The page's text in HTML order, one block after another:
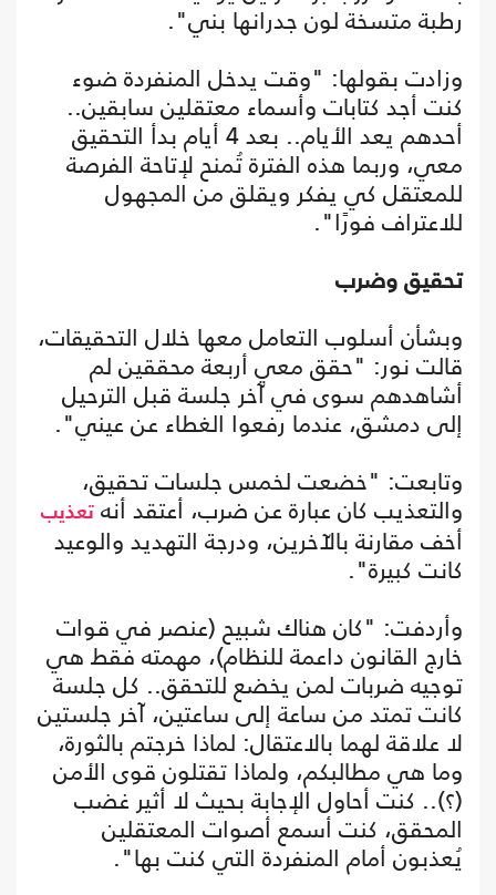
رطبة متسخة لون جدرانها بني".
وزادت بقولها: "وقت يدخل المنفردة ضوء
كنت أجد كتابات وأسماء معتقلين سابقين..
أحدهم يعد الأيام.. بعد 4 أيام بدأ التحقيق
معي، وربما هذه الفترة تُمنح لإتاحة الفرصة
للمعتقل كي يفكر ويقلق من المجهول
للاعتراف فورًا".
تحقيق وضرب
وبشأن أسلوب التعامل معها خلال التحقيقات،
قالت نور: "حقق معي أربعة محققين لم
أشاهدهم سوى في آخر جلسة قبل الترحيل
إلى دمشق، عندما رفعوا الغطاء عن عيني".
وتابعت: "خضعت لخمس جلسات تحقيق،
والتعذيب كان عبارة عن ضرب، أعتقد أنه تعذيب
أخف مقارنة بالآخرين، ودرجة التهديد والوعيد
كانت كبيرة".
وأردفت: "كان هناك شبيح (عنصر في قوات
خارج القانون داعمة للنظام)، مهمته فقط هي
توجيه ضربات لمن يخضع للتحقق.. كل جلسة
كانت تمتد من ساعة إلى ساعتين، آخر جلستين
لا علاقة لهما بالاعتقال: لماذا خرجتم بالثورة،
وما هي مطالبكم، ولماذا تقتلون قوى الأمن
(؟).. كنت أحاول الإجابة بحيث لا أثير غضب
المحقق، كنت أسمع أصوات المعتقلين
يُعذبون أمام المنفردة التي كنت بها".